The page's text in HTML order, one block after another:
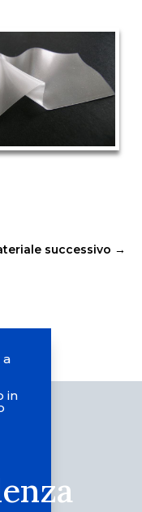
successivo →
a
in